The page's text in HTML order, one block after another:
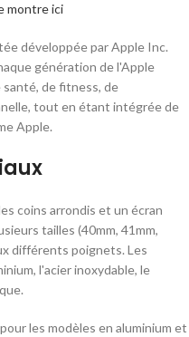
montre ici
développée par Apple Inc.
génération de l'Apple
de fitness, de
tout en étant intégrée de
Apple.
coins arrondis et un écran
tailles (40mm, 41mm,
différents poignets. Les
l'acier inoxydable, le
les modèles en aluminium et